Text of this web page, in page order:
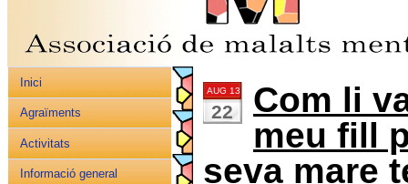
Inici
Agraïments
Activitats
Informació general
AUG 13
22
Com li
meu fill
seva mare